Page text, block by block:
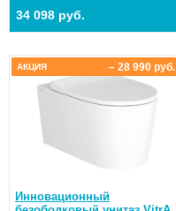
34 098 руб.
Инновационный
– 28 990 руб.
АКЦИЯ